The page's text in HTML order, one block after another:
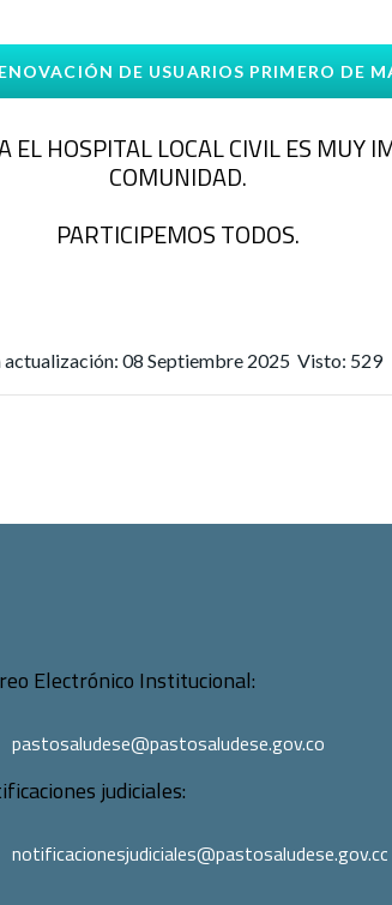
DE USUARIOS PRIMERO DE
EL HOSPITAL LOCAL CIVIL ES
COMUNIDAD.
PARTICIPEMOS TODOS.
08 Septiembre 2025 Visto: 529
Electrónico Institucional:
pastosaludese@pastosaludese.gov.co
judiciales:
notificacionesjudiciales@pastosaludese.gov.co